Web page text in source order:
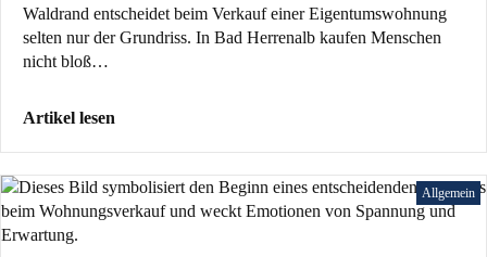
Waldrand entscheidet beim Verkauf einer Eigentumswohnung
selten nur der Grundriss. In Bad Herrenalb kaufen Menschen
nicht bloß…
Artikel lesen
Allgemein